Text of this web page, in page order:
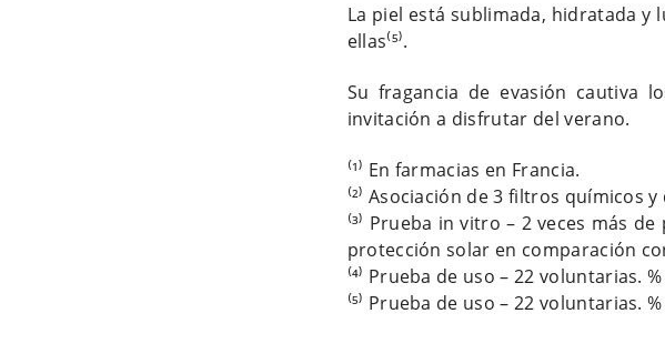
La piel está sublimada, hidratada y
ellas⁽⁵⁾.
Su fragancia de evasión cautiva
invitación a disfrutar del verano.
⁽¹⁾ En farmacias en Francia.
⁽²⁾ Asociación de 3 filtros químicos y
⁽³⁾ Prueba in vitro – 2 veces más
protección solar en comparación
⁽⁴⁾ Prueba de uso – 22 voluntarias.
⁽⁵⁾ Prueba de uso – 22 voluntarias.